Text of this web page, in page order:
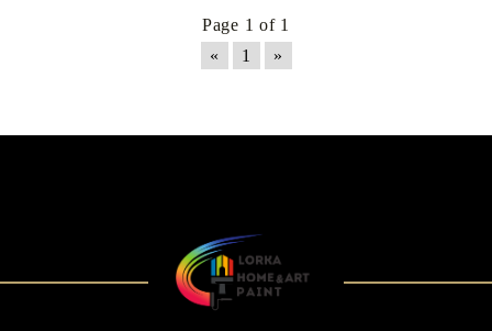
Page 1 of 1
«
1 »